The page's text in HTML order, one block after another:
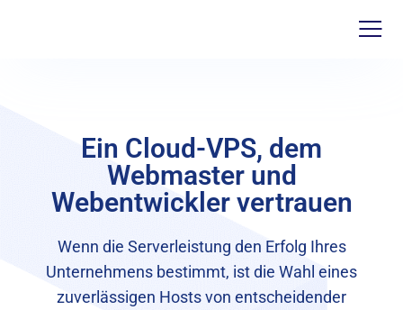
Ein Cloud-VPS, dem
Webmaster und
Webentwickler vertrauen
Wenn die Serverleistung den Erfolg Ihres
Unternehmens bestimmt, ist die Wahl eines
zuverlässigen Hosts von entscheidender